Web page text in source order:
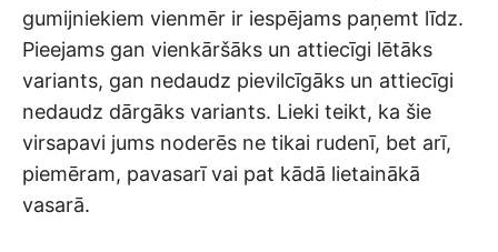
gumijniekiem vienmēr ir iespējams paņemt līdz.
Pieejams gan vienkāršāks un attiecīgi lētāks
variants, gan nedaudz pievilcīgāks un attiecīgi
nedaudz dārgāks variants. Lieki teikt, ka šie
virsapavi jums noderēs ne tikai rudenī, bet arī,
piemēram, pavasarī vai pat kādā lietainākā
vasarā.